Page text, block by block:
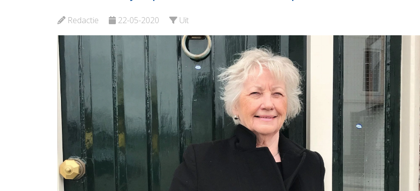
Redactie 22-05-2020 Uit
Bekijk de pagina